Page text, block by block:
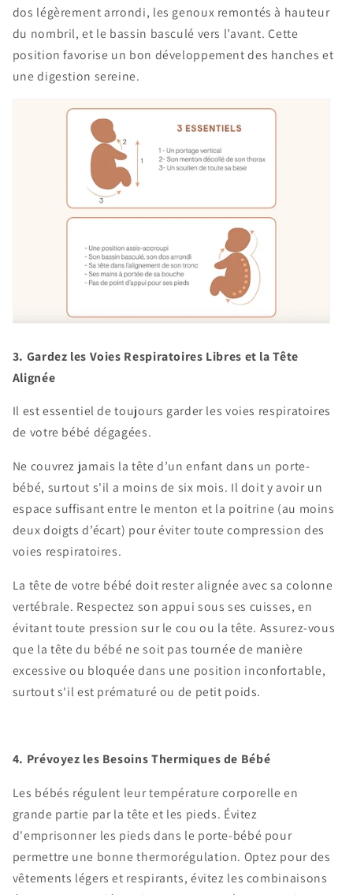
dos légèrement arrondi, les genoux remontés à hauteur
du nombril, et le bassin basculé vers l’avant. Cette
position favorise un bon développement des hanches et
une digestion sereine.
3. Gardez les Voies Respiratoires Libres et la Tête
Alignée
Il est essentiel de toujours garder les voies respiratoires
de votre bébé dégagées.
Ne couvrez jamais la tête d’un enfant dans un porte-
bébé, surtout s'il a moins de six mois. Il doit y avoir un
espace suffisant entre le menton et la poitrine (au moins
deux doigts d’écart) pour éviter toute compression des
voies respiratoires.
La tête de votre bébé doit rester alignée avec sa colonne
vertébrale. Respectez son appui sous ses cuisses, en
évitant toute pression sur le cou ou la tête. Assurez-vous
que la tête du bébé ne soit pas tournée de manière
excessive ou bloquée dans une position inconfortable,
surtout s'il est prématuré ou de petit poids.
4. Prévoyez les Besoins Thermiques de Bébé
Les bébés régulent leur température corporelle en
grande partie par la tête et les pieds. Évitez
d'emprisonner les pieds dans le porte-bébé pour
permettre une bonne thermorégulation. Optez pour des
vêtements légers et respirants, évitez les combinaisons